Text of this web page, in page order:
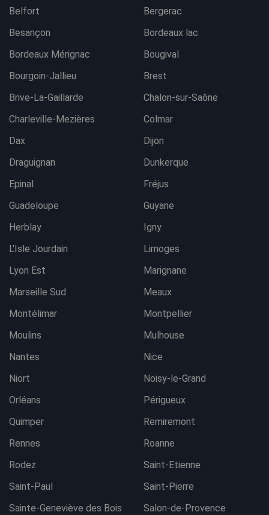
Belfort
Bergerac
Besançon
Bordeaux lac
Bordeaux Mérignac
Bougival
Bourgoin-Jallieu
Brest
Brive-La-Gaillarde
Chalon-sur-Saône
Charleville-Mezières
Colmar
Dax
Dijon
Draguignan
Dunkerque
Epinal
Fréjus
Guadeloupe
Guyane
Herblay
Igny
L'Isle Jourdain
Limoges
Lyon Est
Marignane
Marseille Sud
Meaux
Montélimar
Montpellier
Moulins
Mulhouse
Nantes
Nice
Niort
Noisy-le-Grand
Orléans
Périgueux
Quimper
Remiremont
Rennes
Roanne
Rodez
Saint-Etienne
Saint-Paul
Saint-Pierre
Sainte-Geneviève des Bois
Salon-de-Provence